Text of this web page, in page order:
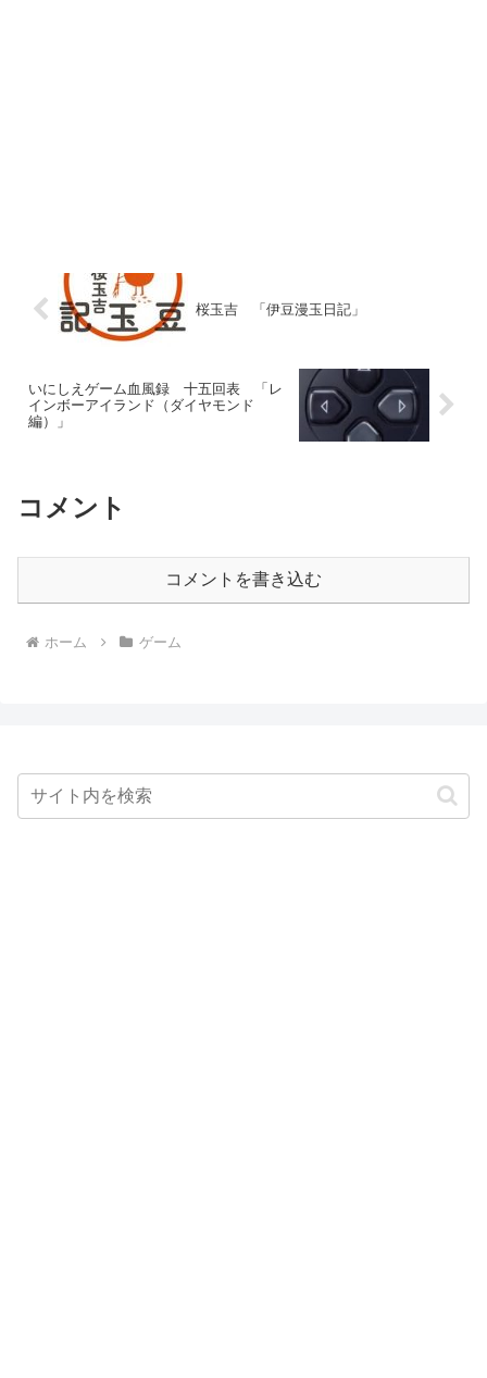
桜玉吉 「伊豆漫玉日記」
いにしえゲーム血風録 十五回表 「レ
インボーアイランド（ダイヤモンド
編）」
コメント
コメントを書き込む
ホーム ゲーム